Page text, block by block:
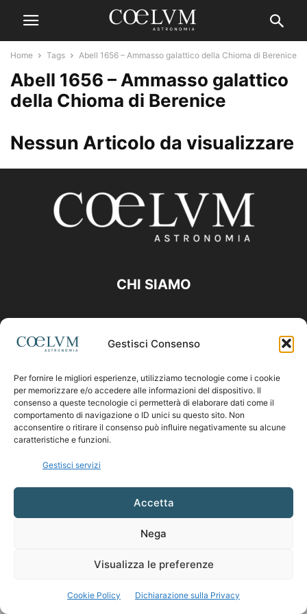
Gestisci Consenso
Per fornire le migliori esperienze, utilizziamo tecnologie come i cookie
per memorizzare e/o accedere alle informazioni del dispositivo. Il
consenso a queste tecnologie ci permetterà di elaborare dati come il
comportamento di navigazione o ID unici su questo sito. Non
acconsentire o ritirare il consenso può influire negativamente su alcune
caratteristiche e funzioni.
Gestisci servizi
Accetta
Nega
Visualizza le preferenze
Cookie Policy Dichiarazione sulla Privacy
Home Tags Abell 1656 – Ammasso galattico della Chioma di Berenice
Abell 1656 – Ammasso galattico
della Chioma di Berenice
Nessun Articolo da visualizzare
CHI SIAMO